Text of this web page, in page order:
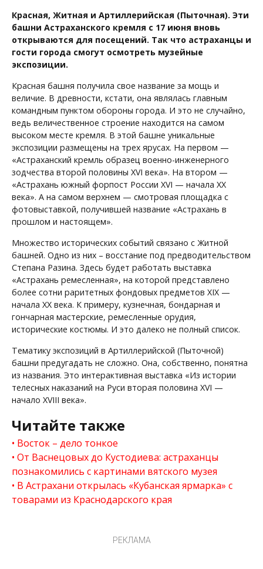
Красная, Житная и Артиллерийская (Пыточная). Эти
башни Астраханского кремля с 17 июня вновь
открываются для посещений. Так что астраханцы и
гости города смогут осмотреть музейные
экспозиции.
Красная башня получила свое название за мощь и
величие. В древности, кстати, она являлась главным
командным пунктом обороны города. И это не случайно,
ведь величественное строение находится на самом
высоком месте кремля. В этой башне уникальные
экспозиции размещены на трех ярусах. На первом —
«Астраханский кремль образец военно-инженерного
зодчества второй половины XVI века». На втором —
«Астрахань южный форпост России XVI — начала XX
века». А на самом верхнем — смотровая площадка с
фотовыставкой, получившей название «Астрахань в
прошлом и настоящем».
Множество исторических событий связано с Житной
башней. Одно из них – восстание под предводительством
Степана Разина. Здесь будет работать выставка
«Астрахань ремесленная», на которой представлено
более сотни раритетных фондовых предметов XIX —
начала XX века. К примеру, кузнечная, бондарная и
гончарная мастерские, ремесленные орудия,
исторические костюмы. И это далеко не полный список.
Тематику экспозиций в Артиллерийской (Пыточной)
башни предугадать не сложно. Она, собственно, понятна
из названия. Это интерактивная выставка «Из истории
телесных наказаний на Руси вторая половина XVI —
начало XVIII века».
Читайте также
Восток – дело тонкое
От Васнецовых до Кустодиева: астраханцы
познакомились с картинами вятского музея
В Астрахани открылась «Кубанская ярмарка» с
товарами из Краснодарского края
РЕКЛАМА